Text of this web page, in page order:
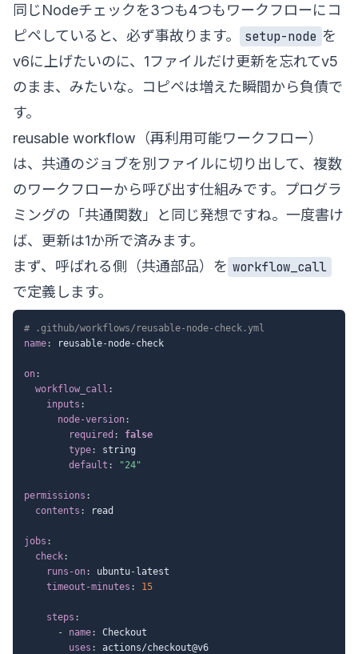
同じNodeチェックを3つも4つもワークフローにコ
ピペしていると、必ず事故ります。
setup-node を
v6に上げたいのに、1ファイルだけ更新を忘れてv5
のまま、みたいな。コピペは増えた瞬間から負債で
す。
reusable workflow（再利用可能ワークフロー）
は、共通のジョブを別ファイルに切り出して、複数
のワークフローから呼び出す仕組みです。プログラ
ミングの「共通関数」と同じ発想ですね。一度書け
ば、更新は1か所で済みます。
まず、呼ばれる側（共通部品）を workflow_call
で定義します。
# .github/workflows/reusable-node-check.yml
name: reusable-node-check
on:
workflow_call :
inputs :
node-version:
required :
false
type:
string
default : "24"
permissions :
contents : read
jobs :
check:
runs-on: ubuntu- latest
timeout-minutes : 15
steps :
-
name:
Checkout
uses : actions/checkout@v6